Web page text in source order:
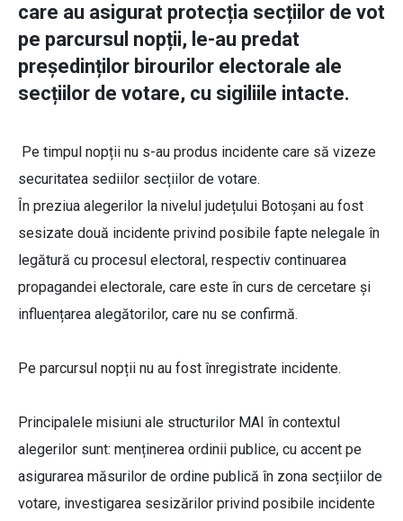
care au asigurat protecția secțiilor de vot
pe parcursul nopții, le-au predat
președinților birourilor electorale ale
secțiilor de votare, cu sigiliile intacte.
Pe timpul nopții nu s-au produs incidente care să vizeze
securitatea sediilor secțiilor de votare.
În preziua alegerilor la nivelul județului Botoșani au fost
sesizate două incidente privind posibile fapte nelegale în
legătură cu procesul electoral, respectiv continuarea
propagandei electorale, care este în curs de cercetare și
influențarea alegătorilor, care nu se confirmă.
Pe parcursul nopții nu au fost înregistrate incidente.
Principalele misiuni ale structurilor MAI în contextul
alegerilor sunt: menținerea ordinii publice, cu accent pe
asigurarea măsurilor de ordine publică în zona secțiilor de
votare, investigarea sesizărilor privind posibile incidente